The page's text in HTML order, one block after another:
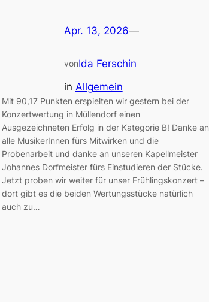
Apr. 13, 2026—
vonIda Ferschin
in Allgemein
Mit 90,17 Punkten erspielten wir gestern bei der
Konzertwertung in Müllendorf einen
Ausgezeichneten Erfolg in der Kategorie B! Danke an
alle MusikerInnen fürs Mitwirken und die
Probenarbeit und danke an unseren Kapellmeister
Johannes Dorfmeister fürs Einstudieren der Stücke.
Jetzt proben wir weiter für unser Frühlingskonzert –
dort gibt es die beiden Wertungsstücke natürlich
auch zu…